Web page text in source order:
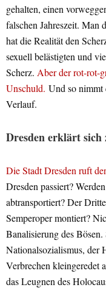
gehalten, einen
falschen Jahreszeit. Man
hat die Realität den
sexuell belästigten und
Scherz. Aber der rot-rot-
Unschuld. Und so nimmt
Verlauf.
Dresden erklärt
Die Stadt Dresden ruft
Dresden passiert?
abtransportiert? Der
Semperoper montiert?
Banalisierung des
Nationalsozialismus, der
Verbrechen kleingeredet
das Leugnen des